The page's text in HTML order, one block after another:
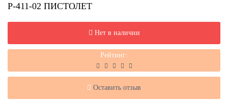
Р-411-02 ПИСТОЛЕТ
Нет в наличии
Рейтинг:
Оставить отзыв